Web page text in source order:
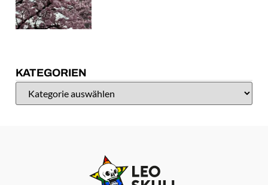
KATEGORIEN